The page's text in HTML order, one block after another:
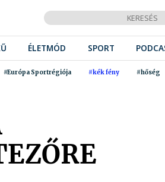
ÉLETMÓD SPORT
#Európa Sportrégiója #kék fény #hőség